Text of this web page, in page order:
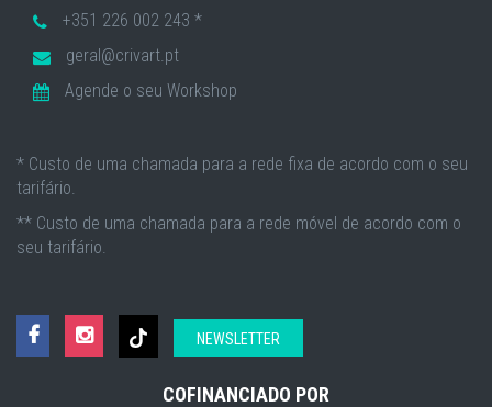
+351 226 002 243 *
geral@crivart.pt
Agende o seu Workshop
* Custo de uma chamada para a rede fixa de acordo com o seu
tarifário.
** Custo de uma chamada para a rede móvel de acordo com o
seu tarifário.
NEWSLETTER
COFINANCIADO POR